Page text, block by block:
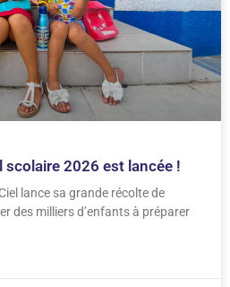
scolaire 2026 est lancée !
lance sa grande récolte de
des milliers d’enfants à préparer